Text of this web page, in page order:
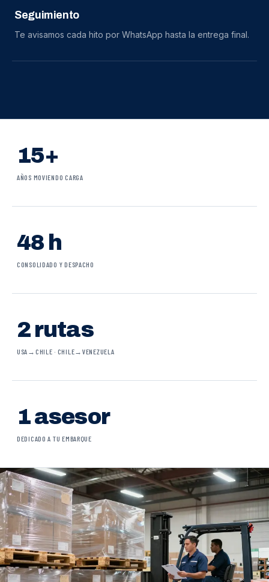
Seguimiento
Te avisamos cada hito por WhatsApp hasta la entrega final.
15+
AÑOS MOVIENDO CARGA
48 h
CONSOLIDADO Y DESPACHO
2 rutas
USA→CHILE · CHILE→VENEZUELA
1 asesor
DEDICADO A TU EMBARQUE